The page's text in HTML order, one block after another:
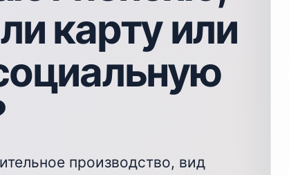
карту или
производство, вид